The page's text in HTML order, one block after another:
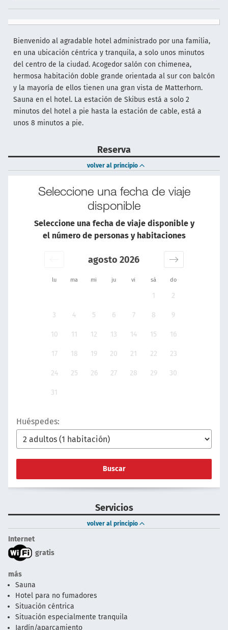
Bienvenido al agradable hotel administrado por una familia,
en una ubicación céntrica y tranquila, a solo unos minutos
del centro de la ciudad. Acogedor salón con chimenea,
hermosa habitación doble grande orientada al sur con balcón
y la mayoría de ellos tienen una gran vista de Matterhorn.
Sauna en el hotel. La estación de Skibus está a solo 2
minutos del hotel a pie hasta la estación de cable, está a
unos 8 minutos a pie.
Reserva
volver al principio
Seleccione una fecha de viaje
disponible
Seleccione una fecha de viaje disponible y
el número de personas y habitaciones
lu ma mi ju vi sá do
agosto 2026
1 2
3 4 5 6 7 8 9
10 11 12 13 14 15 16
17 18 19 20 21 22 23
24 25 26 27 28 29 30
31
Huéspedes:
Buscar
Servicios
volver al principio
Internet
gratis
más
Sauna
Hotel para no fumadores
Situación céntrica
Situación especialmente tranquila
Jardín/aparcamiento